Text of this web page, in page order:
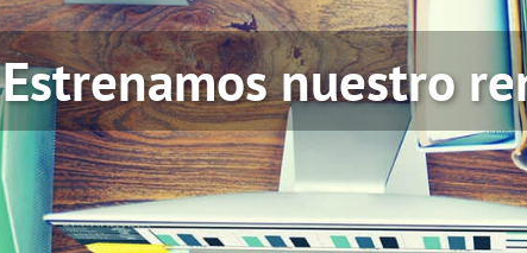
Estrenamos nuestro